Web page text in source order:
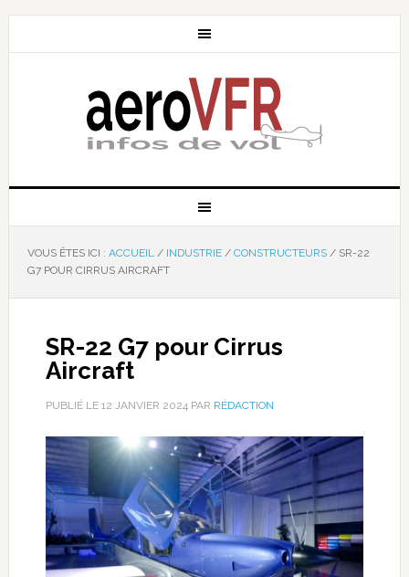
VOUS ÊTES ICI : ACCUEIL / INDUSTRIE / CONSTRUCTEURS /SR-22
G7 POUR CIRRUS AIRCRAFT
SR-22 G7 pour Cirrus
Aircraft
PUBLIÉ LE 12 JANVIER 2024PAR RÉDACTION